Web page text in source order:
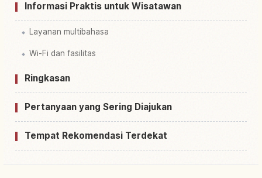
Informasi Praktis untuk Wisatawan
Layanan multibahasa
Wi-Fi dan fasilitas
Ringkasan
Pertanyaan yang Sering Diajukan
Tempat Rekomendasi Terdekat